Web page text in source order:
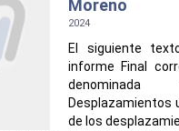
Moreno
2024
El siguiente
informe Final
denominada
Desplazamientos
de los